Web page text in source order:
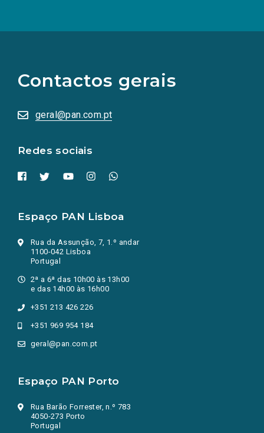
Contactos gerais
geral@pan.com.pt
Redes sociais
redes
sociais
numa
nova
Espaço PAN Lisboa
Rua da Assunção, 7, 1.º andar
1100-042 Lisboa
Portugal
2ª a 6ª das 10h00 às 13h00
e das 14h00 às 16h00
+351 213 426 226
+351 969 954 184
geral@pan.com.pt
Espaço PAN Porto
Rua Barão Forrester, n.º 783
4050-273 Porto
Portugal